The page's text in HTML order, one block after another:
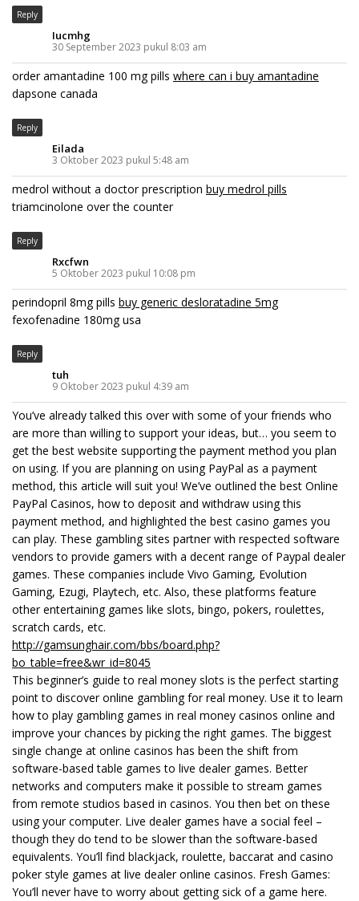
Reply
Iucmhg
30 September 2023 pukul 8:03 am
order amantadine 100 mg pills where can i buy amantadine
dapsone canada
Reply
Eilada
3 Oktober 2023 pukul 5:48 am
medrol without a doctor prescription buy medrol pills
triamcinolone over the counter
Reply
Rxcfwn
5 Oktober 2023 pukul 10:08 pm
perindopril 8mg pills buy generic desloratadine 5mg
fexofenadine 180mg usa
Reply
tuh
9 Oktober 2023 pukul 4:39 am
You’ve already talked this over with some of your friends who
are more than willing to support your ideas, but… you seem to
get the best website supporting the payment method you plan
on using. If you are planning on using PayPal as a payment
method, this article will suit you! We’ve outlined the best Online
PayPal Casinos, how to deposit and withdraw using this
payment method, and highlighted the best casino games you
can play. These gambling sites partner with respected software
vendors to provide gamers with a decent range of Paypal dealer
games. These companies include Vivo Gaming, Evolution
Gaming, Ezugi, Playtech, etc. Also, these platforms feature
other entertaining games like slots, bingo, pokers, roulettes,
scratch cards, etc.
http://gamsunghair.com/bbs/board.php?
bo_table=free&wr_id=8045
This beginner’s guide to real money slots is the perfect starting
point to discover online gambling for real money. Use it to learn
how to play gambling games in real money casinos online and
improve your chances by picking the right games. The biggest
single change at online casinos has been the shift from
software-based table games to live dealer games. Better
networks and computers make it possible to stream games
from remote studios based in casinos. You then bet on these
using your computer. Live dealer games have a social feel –
though they do tend to be slower than the software-based
equivalents. You’ll find blackjack, roulette, baccarat and casino
poker style games at live dealer online casinos. Fresh Games:
You’ll never have to worry about getting sick of a game here.